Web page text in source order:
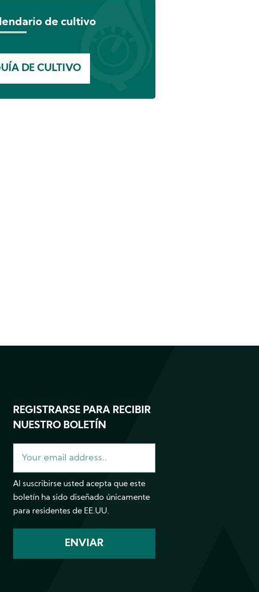
de cultivo
DE CULTIVO
REGISTRARSE PARA RECIBIR
NUESTRO BOLETÍN
Al suscribirse usted acepta que este
boletín ha sido diseñado únicamente
para residentes de EE.UU.